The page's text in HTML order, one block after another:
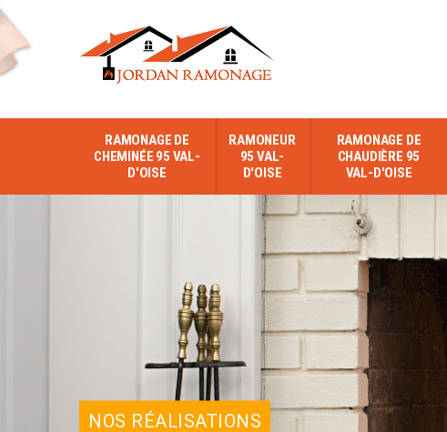
RAMONAGE DE
CHEMINÉE 95 VAL-
D'OISE
RAMONEUR
95 VAL-
D'OISE
RAMONAGE DE
CHAUDIÈRE 95
VAL-D'OISE
NOS RÉALISATIONS